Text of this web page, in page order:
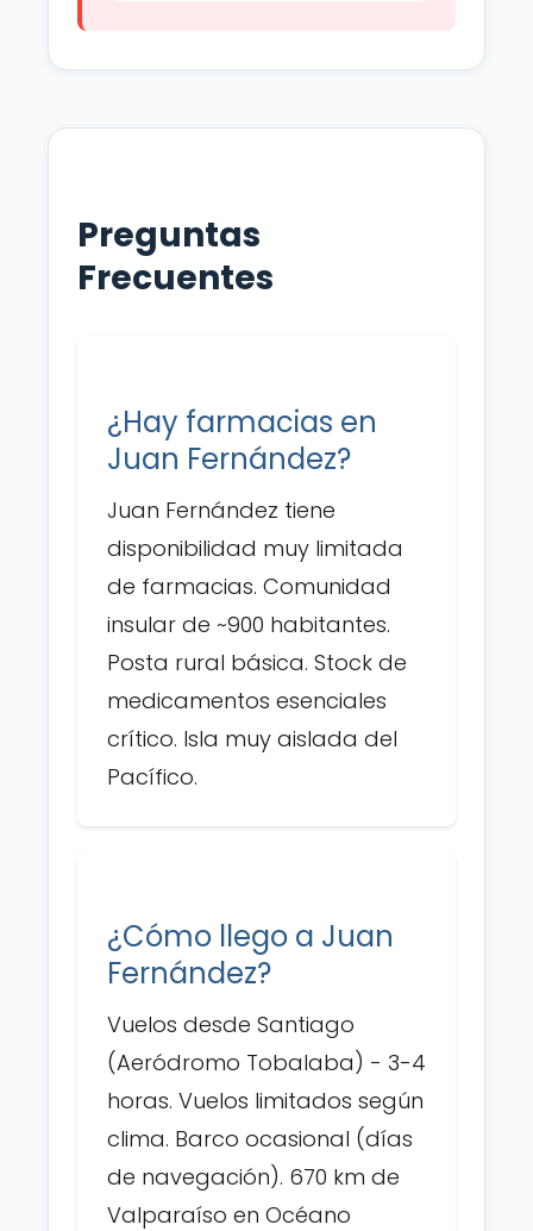
Preguntas
Frecuentes
¿Hay farmacias en
Juan Fernández?
Juan Fernández tiene
disponibilidad muy limitada
de farmacias. Comunidad
insular de ~900 habitantes.
Posta rural básica. Stock de
medicamentos esenciales
crítico. Isla muy aislada del
Pacífico.
¿Cómo llego a Juan
Fernández?
Vuelos desde Santiago
(Aeródromo Tobalaba) - 3-4
horas. Vuelos limitados según
clima. Barco ocasional (días
de navegación). 670 km de
Valparaíso en Océano